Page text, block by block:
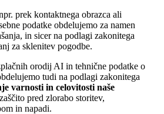
prek kontaktnega obrazca ali
podatke obdelujemo za namen
in sicer na podlagi zakonitega
za sklenitev pogodbe.
orodij AI in tehnične podatke o
tudi na podlagi zakonitega
varnosti in celovitosti naše
pred zlorabo storitev,
in napadi.